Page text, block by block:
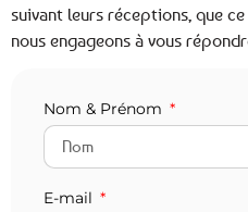
suivant leurs réceptions, que
nous engageons à vous
Nom & Prénom
E-mail